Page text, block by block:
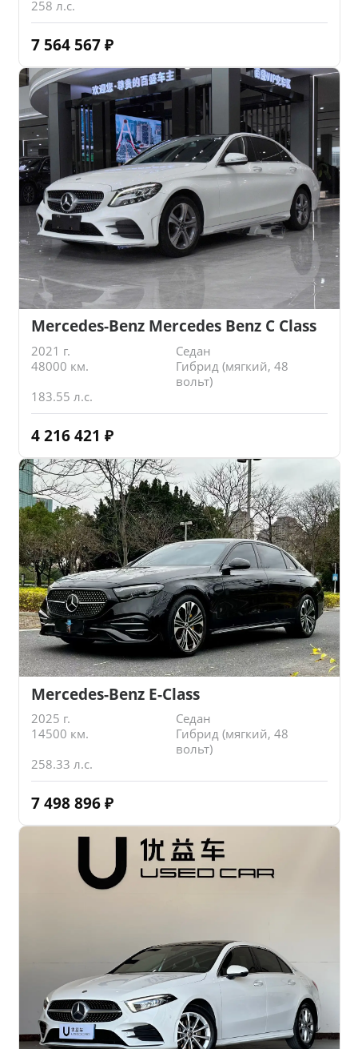
258 л.с.
7 564 567 ₽
Mercedes-Benz Mercedes Benz C Class
2021 г.
Седан
48000 км.
Гибрид (мягкий, 48
вольт)
183.55 л.с.
4 216 421 ₽
Mercedes-Benz E-Class
2025 г.
Седан
14500 км.
Гибрид (мягкий, 48
вольт)
258.33 л.с.
7 498 896 ₽